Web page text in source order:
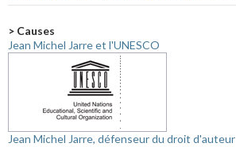
> Causes
Jean Michel Jarre et l'UNESCO
Jean Michel Jarre, défenseur du droit d'auteur